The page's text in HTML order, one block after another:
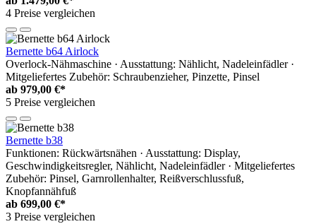
4 Preise vergleichen
Bernette b64 Airlock
Overlock-Nähmaschine · Ausstattung: Nählicht, Nadeleinfädler ·
Mitgeliefertes Zubehör: Schraubenzieher, Pinzette, Pinsel
ab 979,00 €*
5 Preise vergleichen
Bernette b38
Funktionen: Rückwärtsnähen · Ausstattung: Display,
Geschwindigkeitsregler, Nählicht, Nadeleinfädler · Mitgeliefertes
Zubehör: Pinsel, Garnrollenhalter, Reißverschlussfuß,
Knopfannähfuß
ab 699,00 €*
3 Preise vergleichen